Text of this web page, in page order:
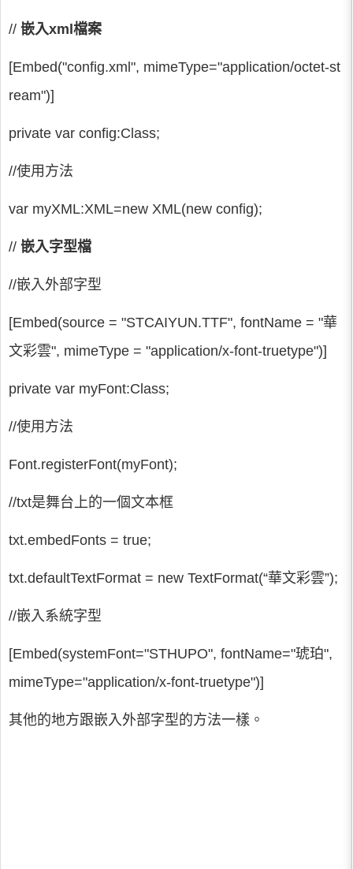
// 嵌入xml檔案
[Embed("config.xml", mimeType="application/octet-st
ream")]
private var config:Class;
//使用方法
var myXML:XML=new XML(new config);
// 嵌入字型檔
//嵌入外部字型
[Embed(source = "STCAIYUN.TTF", fontName = "華
文彩雲", mimeType = "application/x-font-truetype")]
private var myFont:Class;
//使用方法
Font.registerFont(myFont);
//txt是舞台上的一個文本框
txt.embedFonts = true;
txt.defaultTextFormat = new TextFormat(“華文彩雲”);
//嵌入系統字型
[Embed(systemFont="STHUPO", fontName="琥珀",
mimeType="application/x-font-truetype")]
其他的地方跟嵌入外部字型的方法一樣。